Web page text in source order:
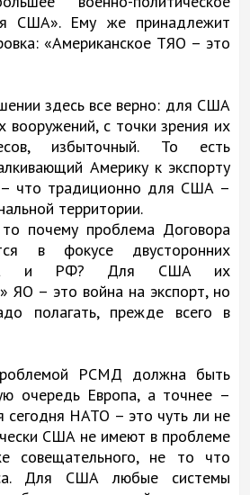
США». Ему же принадлежит
«Американское ТЯО – это
здесь все верно: для США
с точки зрения их
избыточный. То есть
Америку к экспорту
– что традиционно для США –
территории.
почему проблема Договора
в фокусе двусторонних
и РФ? Для США их
ЯО – это война на экспорт, но
полагать, прежде всего в
РСМД должна быть
очередь Европа, а точнее –
НАТО – это чуть ли не
США не имеют в проблеме
совещательного, не то что
Для США любые системы